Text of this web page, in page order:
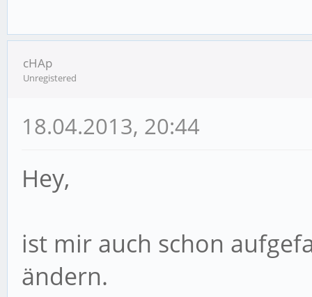
cHAp
Unregistered
18.04.2013, 20:44
Hey,
ist mir auch schon
ändern.